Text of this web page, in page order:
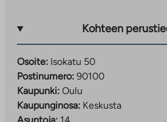
Kohteen
Osoite: Isokatu 50
Postinumero: 90100
Kaupunki: Oulu
Kaupunginosa: Keskusta